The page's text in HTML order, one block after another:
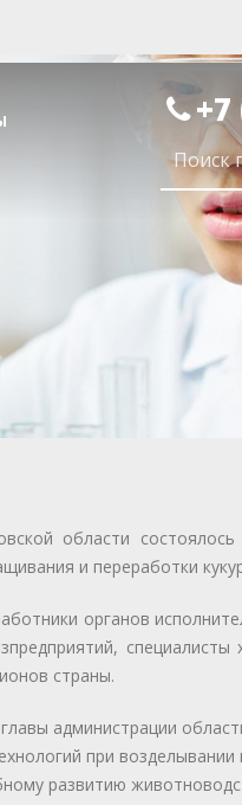
+7
области состоялось
и переработки
органов
специалисты
страны.
администрации
при возделывании
развитию